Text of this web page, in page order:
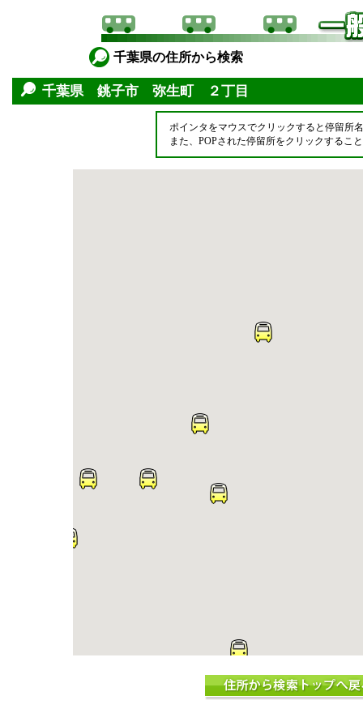
千葉県の住所から検索
千葉県 銚子市 弥生町 ２丁目
ポインタをマウスでクリックすると停留所
また、POPされた停留所をクリックするこ